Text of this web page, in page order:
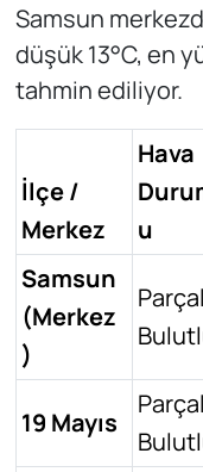
Samsun
düşük 13°C, en
tahmin ediliyor.
İlçe /
Merkez
Hava
u
Samsun
(Merkez
)
19 Mayıs